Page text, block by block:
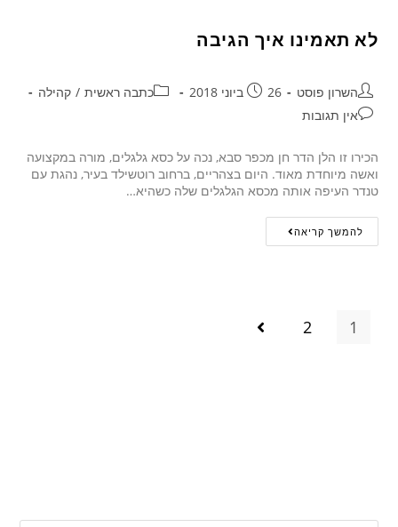
לא תאמינו איך הגיבה
השרון פוסט 26 ביוני 2018 כתבה ראשית / קהילה
אין תגובות
הכירו זו הלן הדר חן מכפר סבא, נכה על כסא גלגלים, מורה במקצועה
ואשה מיוחדת מאוד. היום בצהריים, ברחוב רוטשילד בעיר, נהגת עם
טנדר העיפה אותה מכסא הגלגלים שלה כשהיא…
להמשך קריאה
1
2